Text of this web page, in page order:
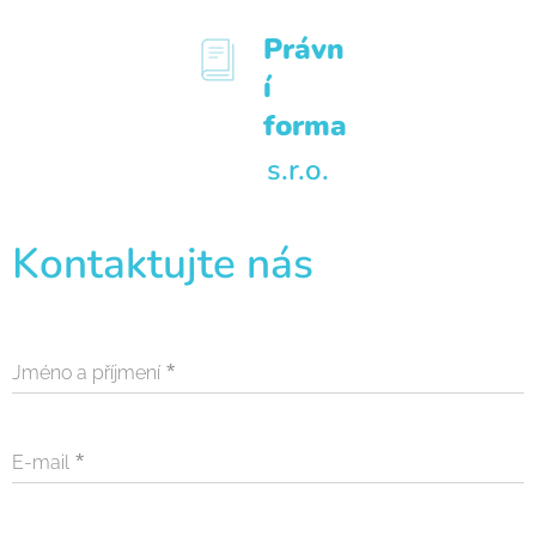
Právn
í
forma
s.r.o.
Kontaktujte nás
Jméno a příjmení
E-mail